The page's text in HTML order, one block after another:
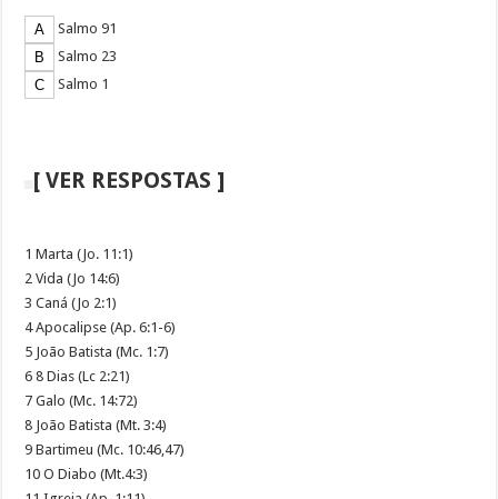
Salmo 91
Salmo 23
Salmo 1
[ VER RESPOSTAS ]
1 Marta (Jo. 11:1)
2 Vida (Jo 14:6)
3 Caná (Jo 2:1)
4 Apocalipse (Ap. 6:1-6)
5 João Batista (Mc. 1:7)
6 8 Dias (Lc 2:21)
7 Galo (Mc. 14:72)
8 João Batista (Mt. 3:4)
9 Bartimeu (Mc. 10:46,47)
10 O Diabo (Mt.4:3)